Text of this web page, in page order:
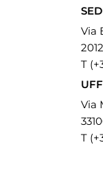
Via
T
Via
T